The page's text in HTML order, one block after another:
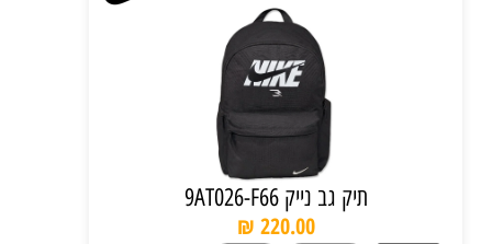
תיק גב נייק 9AT026-F66
₪ 220.00